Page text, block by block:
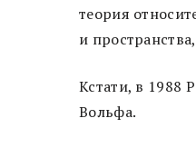
теория
и
Кстати, в 1988
Вольфа.